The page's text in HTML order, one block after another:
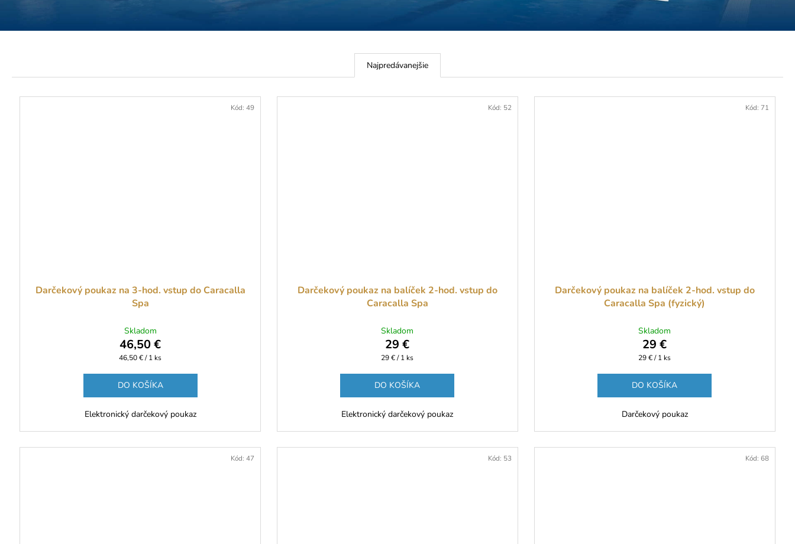
Najpredávanejšie
Darčekový poukaz na 3-hod. vstup do Caracalla
Spa
Skladom
46,50 €
Jednotková
46,50 € / 1 ks
DO KOŠÍKA
Elektronický darčekový poukaz
Kód:49
Darčekový poukaz na balíček 2-hod. vstup do
Caracalla Spa
Skladom
29 €
Jednotková
29 € / 1 ks
DO KOŠÍKA
Elektronický darčekový poukaz
Kód: 52
Darčekový poukaz na balíček 2-hod. vstup do
Caracalla Spa (fyzický)
Skladom
29 €
Jednotková
29 € / 1 ks
DO KOŠÍKA
Darčekový poukaz
Kód: 71
Kód:47 Kód: 53 Kód: 68
29 €